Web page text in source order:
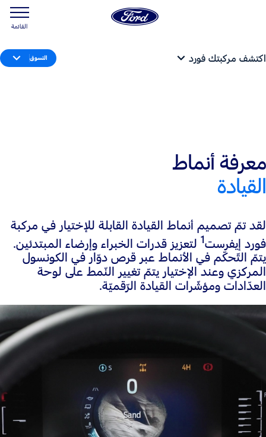
القائمة
اكتشف مركبتك فورد التسوق
معرفة أنماط
القيادة
لقد تمّ تصميم أنماط القيادة القابلة للإختيار في مركبة
فورد إيفرست1 لتعزيز قدرات الخبراء وإرضاء المبتدئين.
يتمّ التّحكّم في الأنماط عبر قرص دوّار في الكونسول
المركزي وعند الإختيار يتمّ تغيير النّمط على لوحة
العدّادات ومؤشّرات القيادة الرّقميّة.